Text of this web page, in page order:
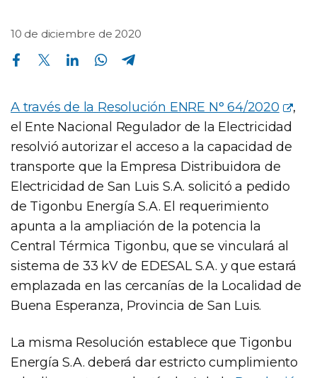
10 de diciembre de 2020
Compartir en Facebook Compartir en Twitter Compartir en Linkedin Compartir en Whatsapp
A través de la Resolución ENRE N° 64/2020
,
el Ente Nacional Regulador de la Electricidad
resolvió autorizar el acceso a la capacidad de
transporte que la Empresa Distribuidora de
Electricidad de San Luis S.A. solicitó a pedido
de Tigonbu Energía S.A. El requerimiento
apunta a la ampliación de la potencia la
Central Térmica Tigonbu, que se vinculará al
sistema de 33 kV de EDESAL S.A. y que estará
emplazada en las cercanías de la Localidad de
Buena Esperanza, Provincia de San Luis.
La misma Resolución establece que Tigonbu
Energía S.A. deberá dar estricto cumplimiento